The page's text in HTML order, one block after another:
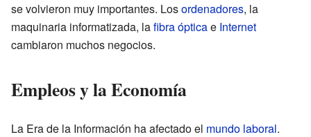
se volvieron muy importantes. Losordenadores, la
maquinaria informatizada, lafibra ópticae Internet
cambiaron muchos negocios.
Empleos y la Economía
La Era de la Información ha afectado el mundo laboral.